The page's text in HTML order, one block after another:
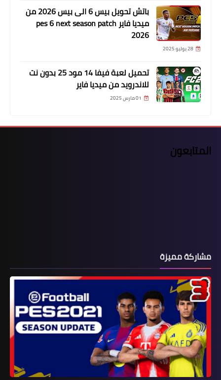
باتش تحويل بيس 6 الى بيس 2026 من
ميديا فاير pes 6 next season patch
2026
28 يوليو 2025
تحميل لعبة فيفا 14 مود 25 بدون نت
للاندرويد من ميديا فاير
01 مارس 2025
المتابعون
مشاركة مميزة